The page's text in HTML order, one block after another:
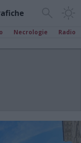
Necrologie Radio